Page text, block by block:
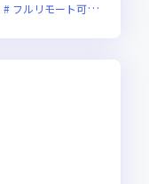
フルリモート可